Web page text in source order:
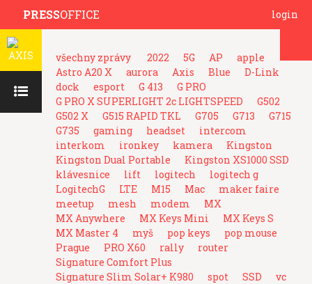
PRESSOFFICE login
všechny zprávy 2022 5G AP
apple
Astro A20 X
aurora Axis Blue
D-Link
dock
esport G 413
G PRO
G PRO X SUPERLIGHT 2c LIGHTSPEED
G502
G502 X
G515 RAPID TKL G705 G713
G715
G735
gaming headset
intercom
interkom
ironkey kamera
Kingston
Kingston Dual Portable
Kingston XS1000 SSD
klávesnice
lift logitech
logitech g
LogitechG
LTE M15 Mac
maker faire
meetup
mesh modem
MX
MX Anywhere
MX Keys Mini
MX Keys S
MX Master 4
myš pop keys
pop mouse
Prague
PRO X60 rally
router
Signature Comfort Plus
Signature Slim Solar+ K980
spot SSD
vc